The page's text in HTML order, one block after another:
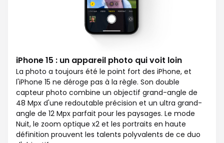
iPhone 15 : un appareil photo qui voit loin
La photo a toujours été le point fort des iPhone, et
l'iPhone 15 ne déroge pas à la règle. Son double
capteur photo combine un objectif grand-angle de
48 Mpx d'une redoutable précision et un ultra grand-
angle de 12 Mpx parfait pour les paysages. Le mode
Nuit, le zoom optique x2 et les portraits en haute
définition prouvent les talents polyvalents de ce duo